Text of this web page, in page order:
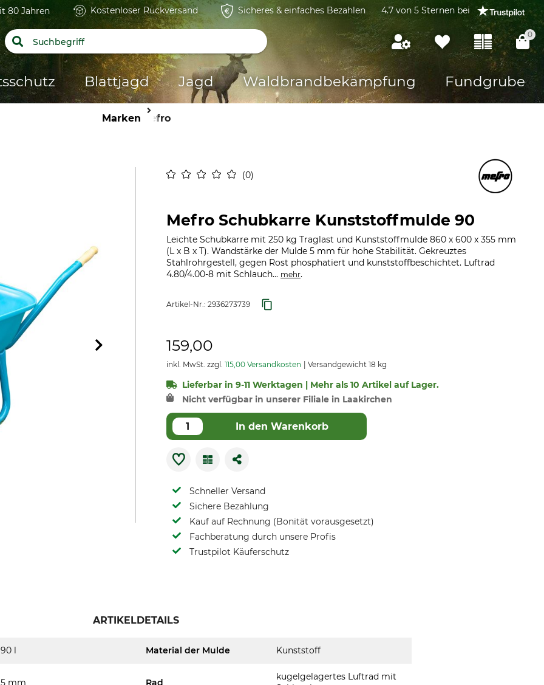
80 Jahren Kostenloser Rückversand Sicheres & einfaches Bezahlen 4.7 von 5 Sternen bei
0
Blattjagd Jagd Waldbrandbekämpfung Fundgrube
Marken Mefro
0
Mefro Schubkarre Kunststoffmulde 90
Leichte Schubkarre mit 250 kg Traglast und Kunststoffmulde 860 x 600 x 355 mm
(L x B x T). Wandstärke der Mulde 5 mm für hohe Stabilität. Gekreuztes
Stahlrohrgestell, gegen Rost phosphatiert und kunststoffbeschichtet. Luftrad
4.80/4.00-8 mit Schlauch... mehr.
Artikel-Nr.: 2936273739
159,00
inkl. MwSt. zzgl. 115,00 Versandkosten Versandgewicht 18 kg
Lieferbar in 9-11 Werktagen | Mehr als 10 Artikel auf Lager.
Nicht verfügbar in unserer Filiale in Laakirchen
In den Warenkorb
Schneller Versand
Sichere Bezahlung
Kauf auf Rechnung (Bonität vorausgesetzt)
Fachberatung durch unsere Profis
Trustpilot Käuferschutz
ARTIKELDETAILS
90 l Material der Mulde Kunststoff
5 mm Rad
kugelgelagertes Luftrad mit